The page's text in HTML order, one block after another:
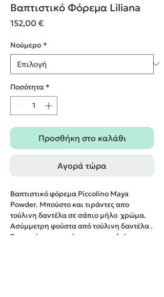
Βαπτιστικό Φόρεμα Liliana
152,00 €Τιμή
Nούμερο *
Ποσότητα *
Προσθήκη στο καλάθι
Αγορά τώρα
Βαπτιστικό φόρεμα Piccolino Maya
Powder. Μπούστο και τιράντες απο
τούλινη δαντέλα σε σάπιο μήλο χρώμα.
Ασύμμετρη φούστα από τούλινη δαντέλα .
Το ντεκόρ του φορέματος αποτελείται απο